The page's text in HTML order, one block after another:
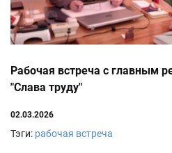
Рабочая встреча с главным
"Слава труду"
02.03.2026
Тэги: рабочая встреча